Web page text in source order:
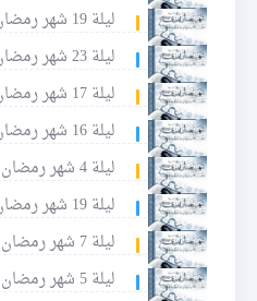
ليلة 19 شهر رمضان 1413 هجرية (ليلة القدر)
ليلة 23 شهر رمضان 1418 هجرية
ليلة 17 شهر رمضان 1419 هجرية
ليلة 16 شهر رمضان 1419 هجرية
ليلة 4 شهر رمضان 1419 هجرية
ليلة 19 شهر رمضان 1420 هجرية (ليلة القدر)
ليلة 7 شهر رمضان 1420 هجرية
ليلة 5 شهر رمضان 1420 هجرية